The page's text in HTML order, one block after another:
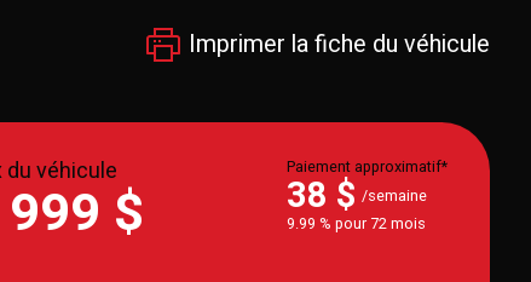
Imprimer la fiche du véhicule
du véhicule
$
Paiement approximatif*
38 $ /semaine
9.99 % pour 72 mois